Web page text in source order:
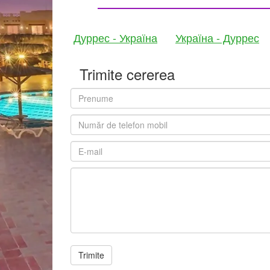
Дуррес - Україна Україна - Дуррес
Trimite cererea
Trimite